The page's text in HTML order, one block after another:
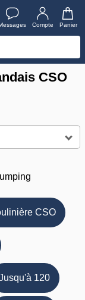
Compte Panier
CSO
CSO
120